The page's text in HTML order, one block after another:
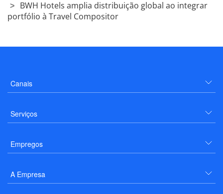
BWH Hotels amplia distribuição global ao integrar
portfólio à Travel Compositor
Canais
Serviços
Empregos
A Empresa